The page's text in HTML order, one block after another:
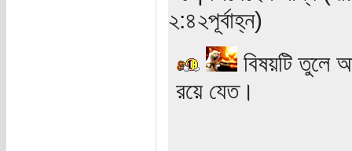
২:৪২পূর্বাহ্ন)
বিষয়টি তুলে
রয়ে যেত।